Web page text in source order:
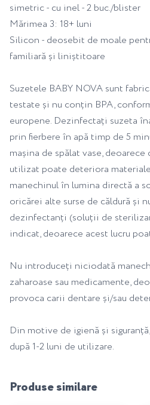
simetric - cu inel - 2 buc./blister
Mărimea 3: 18+ luni
Silicon - deosebit de moale
familiară și liniștitoare
Suzetele BABY NOVA sunt
testate și nu conțin BPA,
europene. Dezinfectați suzeta
prin fierbere în apă timp de 5
mașina de spălat vase,
utilizat poate deteriora
manechinul în lumina directă a
oricărei alte surse de căldură și
dezinfectanți (soluții de
indicat, deoarece acest lucru
Nu introduceți niciodată
zaharoase sau medicamente,
provoca carii dentare și/sau
Din motive de igienă și
după 1-2 luni de utilizare.
Produse similare